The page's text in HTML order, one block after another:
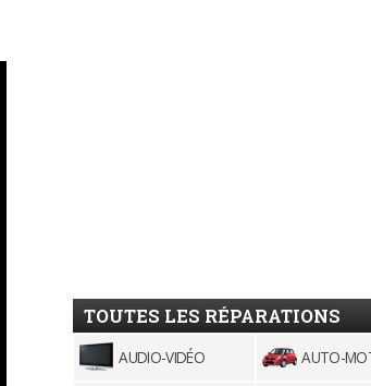
TOUTES LES RÉPARATIONS
AUDIO-VIDÉO AUTO-